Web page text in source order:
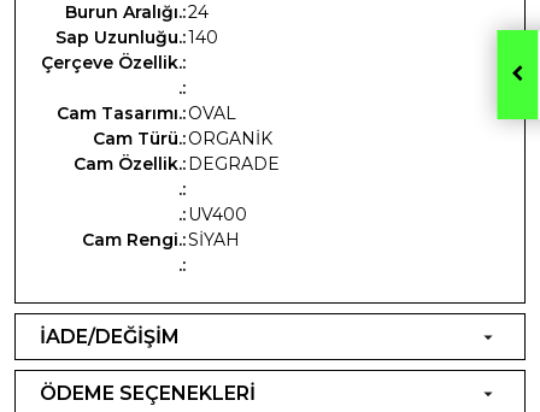
Burun Aralığı.:24
Sap Uzunluğu.:140
Çerçeve Özellik.:
.:
Cam Tasarımı.:OVAL
Cam Türü.:ORGANİK
Cam Özellik.:DEGRADE
.:
.:UV400
Cam Rengi.:SİYAH
.:
İADE/DEĞİŞİM
ÖDEME SEÇENEKLERİ